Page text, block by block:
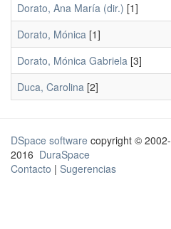
Dorato, Ana María (dir.) [1]
Dorato, Mónica [1]
Dorato, Mónica Gabriela [3]
Duca, Carolina [2]
DSpace software copyright © 2002-
2016 DuraSpace
Contacto | Sugerencias